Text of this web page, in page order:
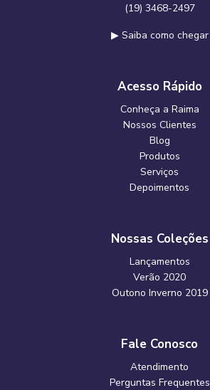
(19) 3468-2497
▶ Saiba como chegar
Acesso Rápido
Conheça a Raima
Nossos Clientes
Blog
Produtos
Serviços
Depoimentos
Nossas Coleções
Lançamentos
Verão 2020
Outono Inverno 2019
Fale Conosco
Atendimento
Perguntas Frequentes